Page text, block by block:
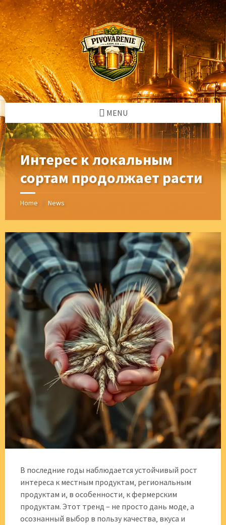
Skip
to
content
Skip
to
left
sidebar
Skip
to
right
sidebar
Skip
to
footer
MENU
Интерес к локальным
сортам продолжает расти
Home / News
В последние годы наблюдается устойчивый рост
интереса к местным продуктам‚ региональным
продуктам и‚ в особенности‚ к фермерским
продуктам. Этот тренд – не просто дань моде‚ а
осознанный выбор в пользу качества‚ вкуса и